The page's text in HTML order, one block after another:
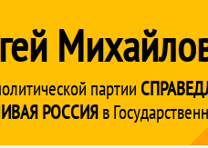
партии
РОССИЯв